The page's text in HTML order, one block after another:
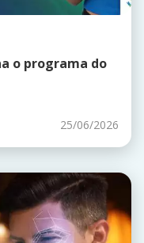
o programa do
25/06/2026